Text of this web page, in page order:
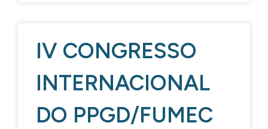
IV CONGRESSO
INTERNACIONAL
DO PPGD/FUMEC